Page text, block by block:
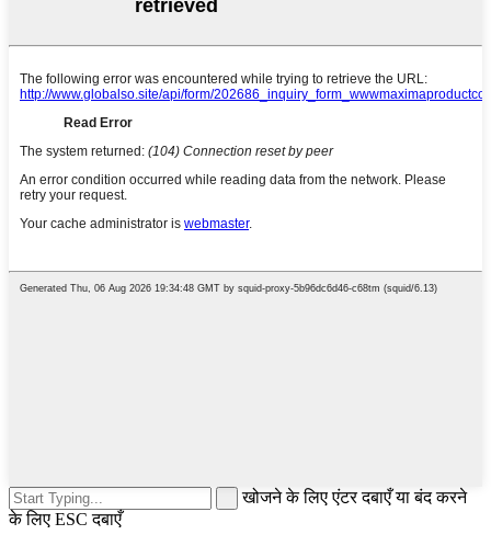
खोजने के लिए एंटर दबाएँ या बंद करने
के लिए ESC दबाएँ